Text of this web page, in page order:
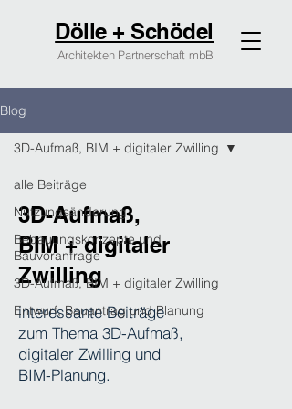
Dölle + Schödel
Architekten Partnerschaft mbB
Blog
alle Beiträge
Nutzungsänderung
Bebauungskonzepte und
Bauvoranfrage
3D-Aufmaß, BIM + digitaler Zwilling
Entwurf, Bauantrag und Planung
3D-Aufmaß, BIM + digitaler Zwilling
3D-Aufmaß,
BIM + digitaler
Zwilling
interessante Beiträge
zum Thema 3D-Aufmaß,
digitaler Zwilling und
BIM-Planung.